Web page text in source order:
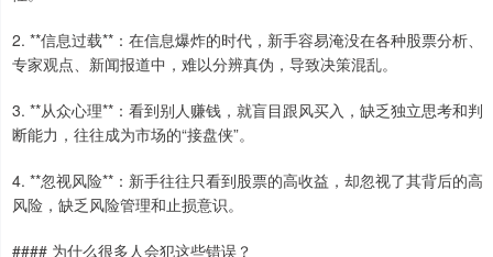
2. **信息过载**：在信息爆炸的时代，新手容易淹没在各种股票分析、
专家观点、新闻报道中，难以分辨真伪，导致决策混乱。
3. **从众心理**：看到别人赚钱，就盲目跟风买入，缺乏独立思考和判
断能力，往往成为市场的“接盘侠”。
4. **忽视风险**：新手往往只看到股票的高收益，却忽视了其背后的高
风险，缺乏风险管理和止损意识。
#### 为什么很多人会犯这些错误？